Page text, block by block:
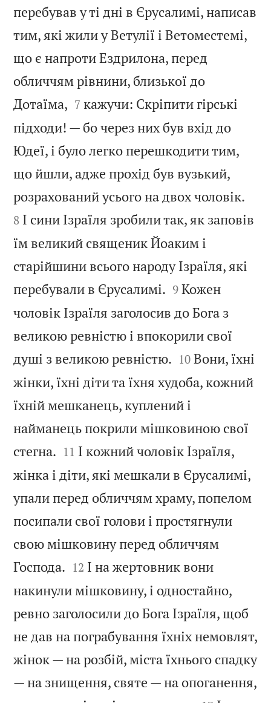
перебував у ті дні в Єрусалимі, написав
тим, які жили у Ветулії і Ветоместемі,
що є напроти Ездрилона, перед
обличчям рівнини, близької до
Дотаїма, 

7 кажучи: Скріпити гірські
підходи! — бо через них був вхід до
Юдеї, і було легко перешкодити тим,
що йшли, адже прохід був вузький,
розрахований усього на двох чоловік.
8 І сини Ізраїля зробили так, як заповів
їм великий священик Йоаким і
старійшини всього народу Ізраїля, які
перебували в Єрусалимі. 

9 Кожен
чоловік Ізраїля заголосив до Бога з
великою ревністю і впокорили свої
душі з великою ревністю. 

10 Вони, їхні
жінки, їхні діти та їхня худоба, кожний
їхній мешканець, куплений і
найманець покрили мішковиною свої
стегна. 

11 І кожний чоловік Ізраїля,
жінка і діти, які мешкали в Єрусалимі,
упали перед обличчям храму, попелом
посипали свої голови і простягнули
свою мішковину перед обличчям
Господа. 

12 І на жертовник вони
накинули мішковину, і одностайно,
ревно заголосили до Бога Ізраїля, щоб
не дав на пограбування їхніх немовлят,
жінок — на розбій, міста їхнього спадку
— на знищення, святе — на опоганення,